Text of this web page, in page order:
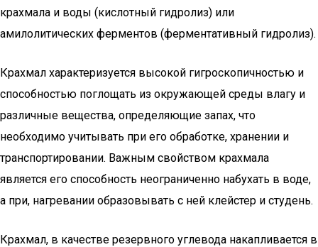
крахмала и воды (кислотный гидролиз) или
амилолитических ферментов (ферментативный гидролиз).
Крахмал характеризуется высокой гигроскопичностью и
способностью поглощать из окружающей среды влагу и
различные вещества, определяющие запах, что
необходимо учитывать при его обработке, хранении и
транспортировании. Важным свойством крахмала
является его способность неограниченно набухать в воде,
а при, нагревании образовывать с ней клейстер и студень.
Крахмал, в качестве резервного углевода накапливается в